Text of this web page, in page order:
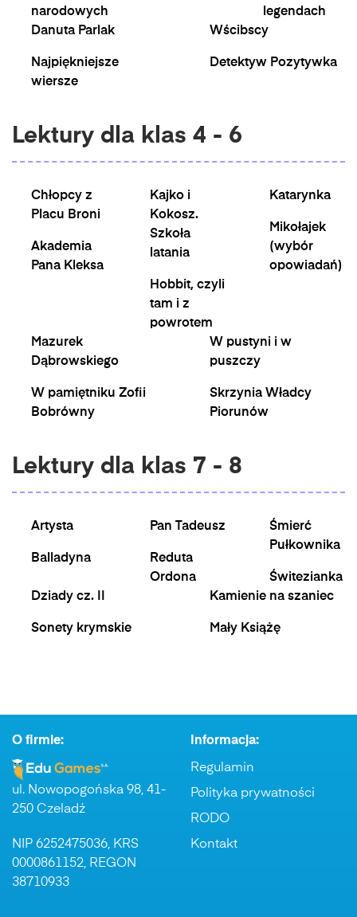
narodowych
legendach
Danuta Parlak
Najpiękniejsze
wiersze
Wścibscy
Detektyw Pozytywka
Lektury dla klas 4 - 6
Chłopcy z
Placu Broni
Akademia
Pana Kleksa
Kajko i
Kokosz.
Szkoła
latania
Hobbit, czyli
tam i z
powrotem
Katarynka
Mikołajek
(wybór
opowiadań)
Mazurek
Dąbrowskiego
W pamiętniku Zofii
Bobrówny
W pustyni i w
puszczy
Skrzynia Władcy
Piorunów
Lektury dla klas 7 - 8
Artysta
Balladyna
Pan Tadeusz
Reduta
Ordona
Śmierć
Pułkownika
Świtezianka
Dziady cz. II
Sonety krymskie
Kamienie na szaniec
Mały Książę
O firmie:
ul. Nowopogońska 98, 41-
250 Czeladź
NIP 6252475036, KRS
0000861152, REGON
38710933
Informacja:
Regulamin
Polityka prywatności
RODO
Kontakt